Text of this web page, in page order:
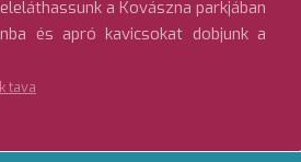
a Kovászna parkjában
és apró kavicsokat dobjunk a
tava